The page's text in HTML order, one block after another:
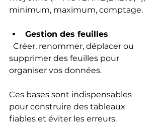
minimum, maximum, comptage.
Gestion des feuilles
supprimer des feuilles pour
organiser vos données.
Ces bases sont indispensables
pour construire des tableaux
fiables et éviter les erreurs.